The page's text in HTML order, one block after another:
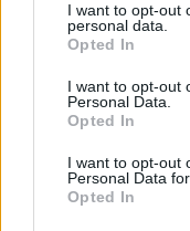
not limited to your
grant or deny
use your data for
consent section.
I want to opt-out
personal data.
Opted In
I want to opt-out
Personal Data.
Opted In
I want to opt-out
Personal Data
Opted In